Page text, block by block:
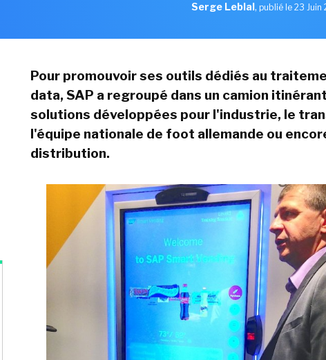
Serge Leblal, publié le 23 Juin
Pour promouvoir ses outils dédiés au
data, SAP a regroupé dans un camion
solutions développées pour l'industrie, le
l'équipe nationale de foot allemande ou
distribution.